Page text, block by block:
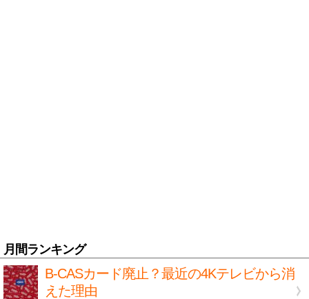
月間ランキング
B-CASカード廃止？最近の4Kテレビから消
えた理由